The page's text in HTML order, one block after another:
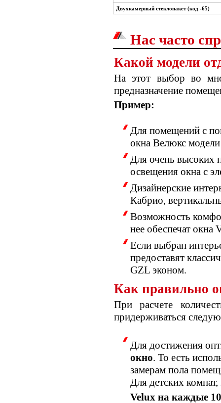
Двухкамерный стеклопакет (код -65)
Нас часто
Какой модели
На этот выбор во
предназначение
Пример:
Для помещений с
окна Велюкс
Для очень высоких
освещения окна с
Дизайнерские
Кабрио,
Возможность
нее обеспечат
Если выбран
предоставят
GZL эконом.
Как правильно
При расчете
придерживаться
Для достижения
окно. То есть
замерам пола
Для детских
Velux на каждые